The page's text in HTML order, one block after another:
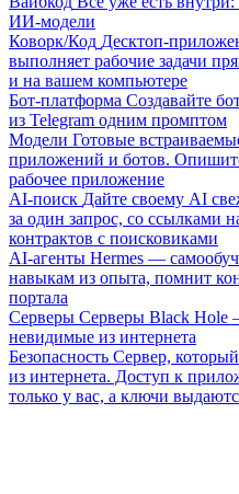
ИИ-модели
Коворк/Код Десктоп-
выполняет рабочие задачи
и на вашем компьютере
Бот-платформа Создавайте
из Telegram одним промптом
Модели Готовые
приложений и ботов.
рабочее приложение
AI-поиск Дайте своему AI
за один запрос, со ссылками
контрактов с поисковиками
AI-агенты Hermes —
навыкам из опыта, помнит
портала
Серверы Серверы Black Hole
невидимые из интернета
Безопасность Сервер,
из интернета. Доступ к
только у вас, а ключи